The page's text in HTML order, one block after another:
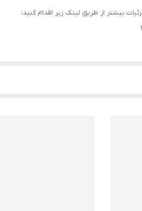
بیشتر از طریق لینک زیر اقدام کنید: